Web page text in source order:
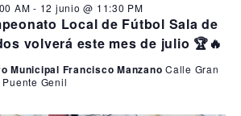
Local de Fútbol Sala de
volverá este mes de julio 🏆🔥
AM - 12 junio @ 11:30 PM
Municipal Francisco Manzano Calle Gran
Genil